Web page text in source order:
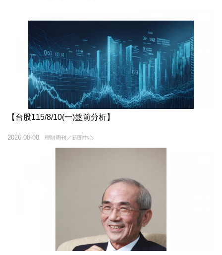
【台股115/8/10(一)盤前分析】
理財周刊／新聞中心
2026-08-08